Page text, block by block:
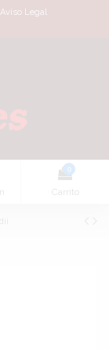
Aviso Legal
Carrito